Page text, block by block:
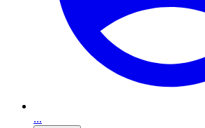
...